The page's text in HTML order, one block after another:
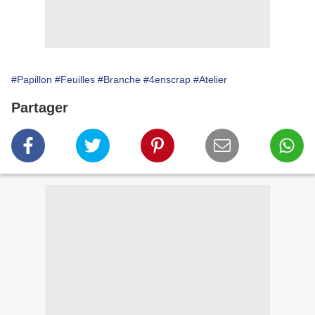
#Papillon #Feuilles #Branche #4enscrap #Atelier
Partager